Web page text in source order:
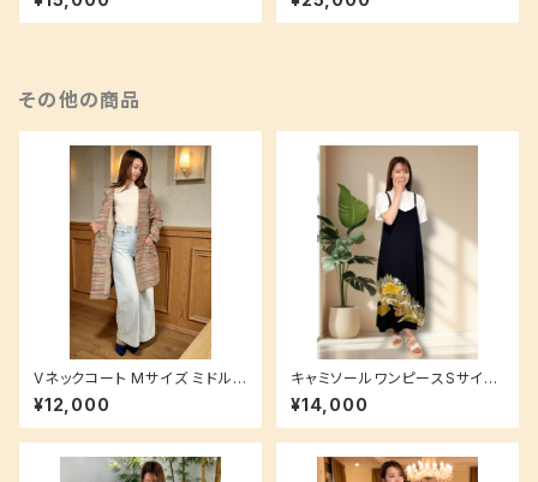
手入れ簡単♪
るシルク生地でお手入れ簡単♪
その他の商品
Vネックコート Mサイズ ミドル
¥12,000
キャミソールワンピースSサイズ
(ロング丈) 【重ね着で簡単ラフ
コーデ♪】
¥14,000